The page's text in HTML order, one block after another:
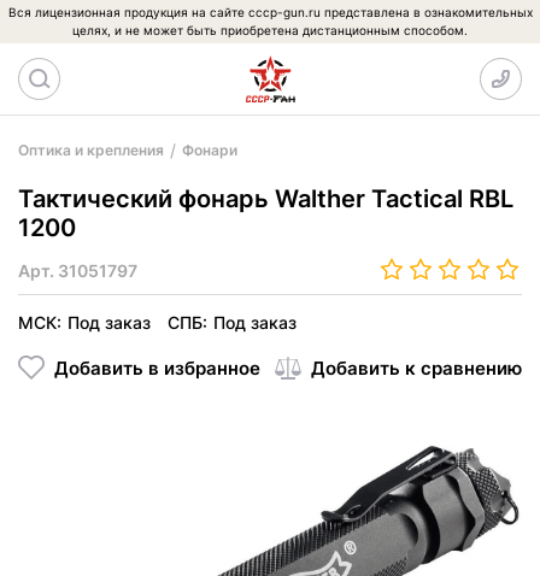
Вся лицензионная продукция на сайте cccp-gun.ru представлена в ознакомительных
целях, и не может быть приобретена дистанционным способом.
Оптика и крепления Фонари
Тактический фонарь Walther Tactical RBL
1200
Арт. 31051797
МСК: Под заказ СПБ: Под заказ
Добавить в избранное Добавить к сравнению